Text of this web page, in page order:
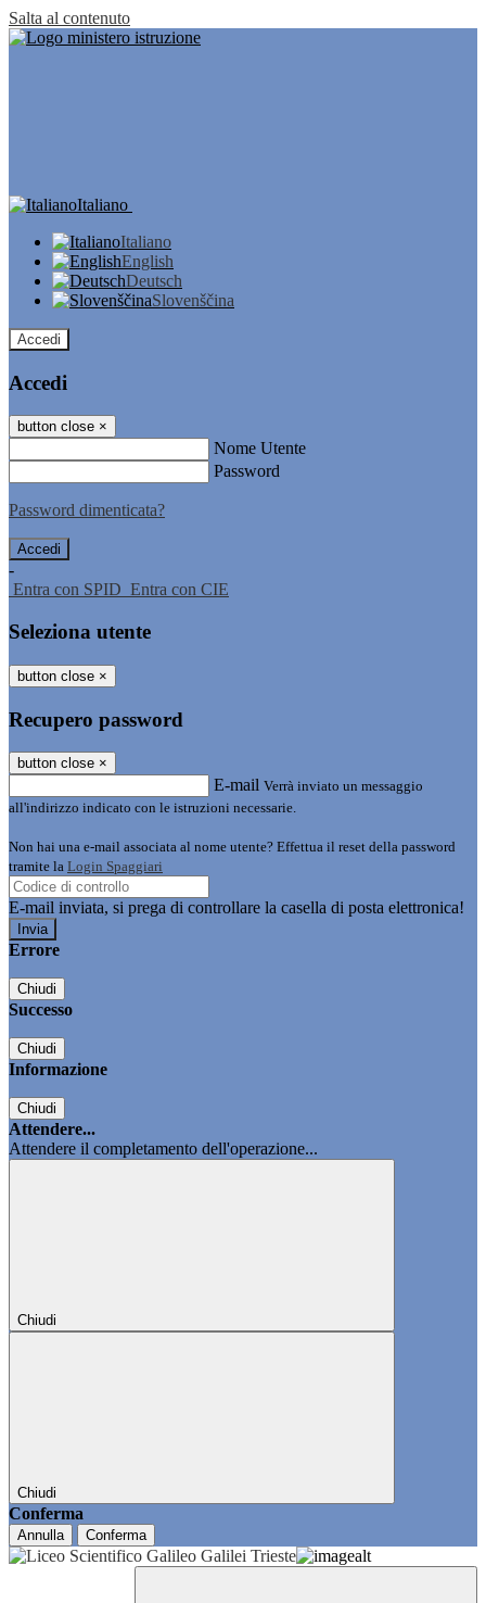
Salta al contenuto
Italiano
Italiano
English
Deutsch
Slovenščina
Accedi
Accedi
button close ×
Nome Utente
Password
Password dimenticata?
-
Entra con SPID Entra con CIE
Seleziona utente
button close ×
Recupero password
button close ×
E-mail Verrà inviato un messaggio
all'indirizzo indicato con le istruzioni necessarie.
Non hai una e-mail associata al nome utente? Effettua il reset della password
tramite la Login Spaggiari
E-mail inviata, si prega di controllare la casella di posta elettronica!
Errore
Chiudi
Successo
Chiudi
Informazione
Chiudi
Attendere...
Attendere il completamento dell'operazione...
Chiudi
Chiudi
Conferma
Annulla Conferma